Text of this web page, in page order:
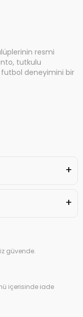
resmi
tutkulu
futbol deneyimini bir
güvende.
içerisinde iade